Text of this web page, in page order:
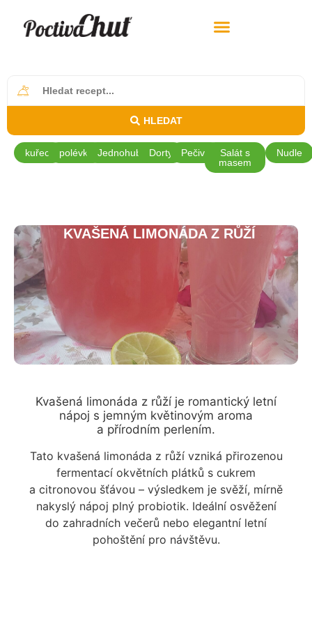
HLEDAT
kuřecí polévky JednohubkyDorty Pečivo
Salát s
masem
Nudle
KVAŠENÁ LIMONÁDA Z RŮŽÍ
Kvašená limonáda z růží je romantický letní
nápoj s jemným květinovým aroma
a přírodním perlením.
Tato kvašená limonáda z růží vzniká přirozenou
fermentací okvětních plátků s cukrem
a citronovou šťávou – výsledkem je svěží, mírně
nakyslý nápoj plný probiotik. Ideální osvěžení
do zahradních večerů nebo elegantní letní
pohoštění pro návštěvu.